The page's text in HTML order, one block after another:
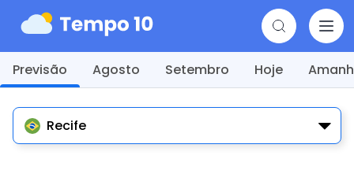
Previsão Agosto Setembro Hoje
Recife